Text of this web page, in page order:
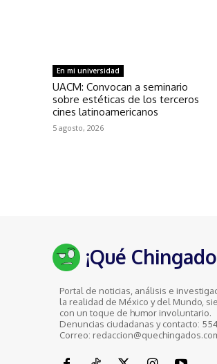
En mi universidad
UACM: Convocan a seminario
sobre estéticas de los terceros
cines latinoamericanos
5 agosto, 2026
¡Qué
Portal de noticias, análisis e
la realidad de México y del Mundo,
con un toque de humor involuntario.
Denuncias ciudadanas y contacto:
Correo: